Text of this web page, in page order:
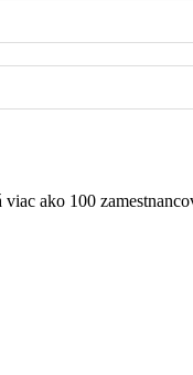
ako 100